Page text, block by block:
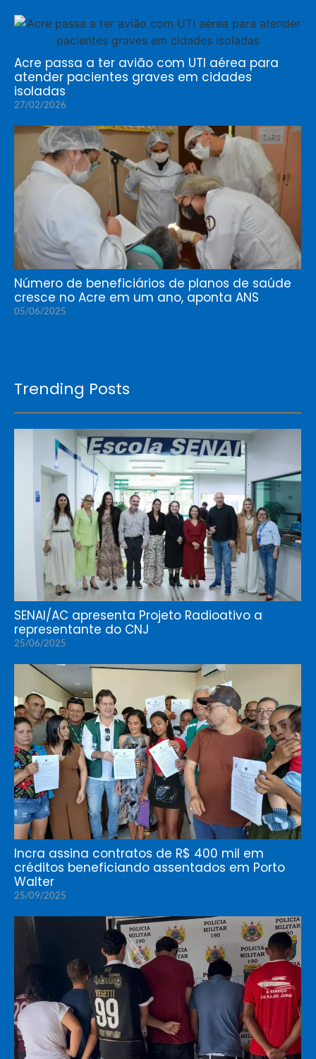
Acre passa a ter avião com UTI aérea para
atender pacientes graves em cidades
isoladas
27/02/2026
Número de beneficiários de planos de saúde
cresce no Acre em um ano, aponta ANS
05/06/2025
Trending Posts
SENAI/AC apresenta Projeto Radioativo a
representante do CNJ
25/06/2025
Incra assina contratos de R$ 400 mil em
créditos beneficiando assentados em Porto
Walter
25/09/2025